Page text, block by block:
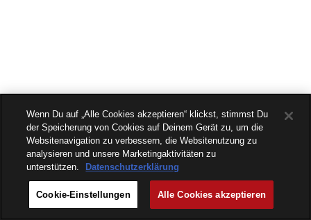
Wenn Du auf „Alle Cookies akzeptieren“ klickst, stimmst Du
der Speicherung von Cookies auf Deinem Gerät zu, um die
Websitenavigation zu verbessern, die Websitenutzung zu
analysieren und unsere Marketingaktivitäten zu
unterstützen.
Datenschutzerklärung
Cookie-Einstellungen Alle Cookies akzeptieren